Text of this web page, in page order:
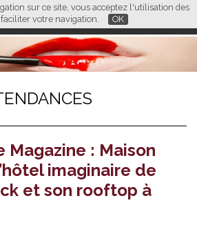
sur ce site, vous acceptez l'utilisation des
votre navigation.
OK
FR EN CN
Magazine : Maison
imaginaire de
et son rooftop à